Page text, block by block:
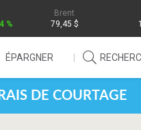
%
Brent
79,45 $
ÉPARGNER
DE COURTAGE